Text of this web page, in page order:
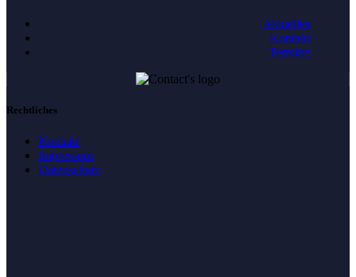
Aktuelles
Kontakt
Termine
Rechtliches
Kontakt
Impressum
Datenschutz